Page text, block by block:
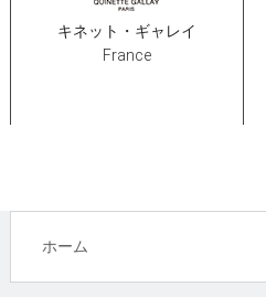
キネット・ギャレイ
France
ホーム